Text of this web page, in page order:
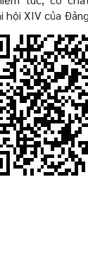
hội XIV của